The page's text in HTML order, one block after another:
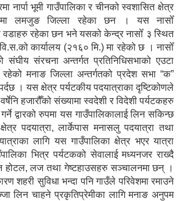
नार्पा भूमी गाउँपालिका र चीनको स्वशासित क्षेत्र
लमजुङ जिल्ला रहेका छन । यस नासोँ
वडाहरु रहेका छन भने यसको केन्द्र नासोँ ३ स्थित
कार्यालय (२१६० मि.) मा रहेको छ । नासोँ
संघीय संरचना अन्तर्गत प्रतिनिधिसभाको एउटा
रहेको मनाङ जिल्ला अन्तर्गतको प्रदेश सभा “क”
पर्दछ । यस क्षेत्र पर्यटकीय पदयात्राका दृष्टिकोणले
हजारौँको संख्यामा स्वदेशी र विदेशी पर्यटकहरु
द्वारको रुपमा यस गाउँपालिकालाई लिन सकिन्छ
पदयात्रा, लार्केपास मनासलु पदयात्रा तथा
लागि यस गाउँपालिका क्षेत्र भएर यात्रा
भित्र पर्यटकको सेवालाई मध्यनजर राख्दै
होटल, लज तथा गेष्टहाउसहरु सञ्चालनमा छन् ।
शहरी सुविधा भन्दा पनि गाउँले परिवेशमा रमाउने
लिन चाहने प्रकृतिप्रेमीका लागि मनाङ अनुपम